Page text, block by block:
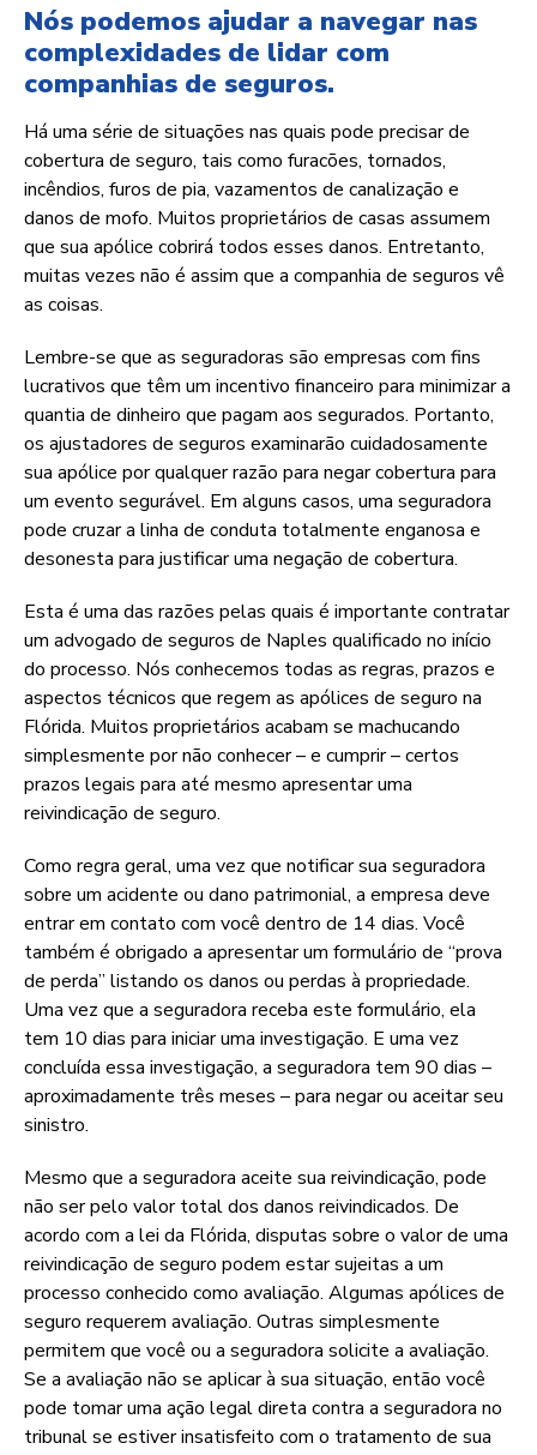
Nós podemos ajudar a navegar nas
complexidades de lidar com
companhias de seguros.
Há uma série de situações nas quais pode precisar de
cobertura de seguro, tais como furacões, tornados,
incêndios, furos de pia, vazamentos de canalização e
danos de mofo. Muitos proprietários de casas assumem
que sua apólice cobrirá todos esses danos. Entretanto,
muitas vezes não é assim que a companhia de seguros vê
as coisas.
Lembre-se que as seguradoras são empresas com fins
lucrativos que têm um incentivo financeiro para minimizar a
quantia de dinheiro que pagam aos segurados. Portanto,
os ajustadores de seguros examinarão cuidadosamente
sua apólice por qualquer razão para negar cobertura para
um evento segurável. Em alguns casos, uma seguradora
pode cruzar a linha de conduta totalmente enganosa e
desonesta para justificar uma negação de cobertura.
Esta é uma das razões pelas quais é importante contratar
um advogado de seguros de Naples qualificado no início
do processo. Nós conhecemos todas as regras, prazos e
aspectos técnicos que regem as apólices de seguro na
Flórida. Muitos proprietários acabam se machucando
simplesmente por não conhecer – e cumprir – certos
prazos legais para até mesmo apresentar uma
reivindicação de seguro.
Como regra geral, uma vez que notificar sua seguradora
sobre um acidente ou dano patrimonial, a empresa deve
entrar em contato com você dentro de 14 dias. Você
também é obrigado a apresentar um formulário de “prova
de perda” listando os danos ou perdas à propriedade.
Uma vez que a seguradora receba este formulário, ela
tem 10 dias para iniciar uma investigação. E uma vez
concluída essa investigação, a seguradora tem 90 dias –
aproximadamente três meses – para negar ou aceitar seu
sinistro.
Mesmo que a seguradora aceite sua reivindicação, pode
não ser pelo valor total dos danos reivindicados. De
acordo com a lei da Flórida, disputas sobre o valor de uma
reivindicação de seguro podem estar sujeitas a um
processo conhecido como avaliação. Algumas apólices de
seguro requerem avaliação. Outras simplesmente
permitem que você ou a seguradora solicite a avaliação.
Se a avaliação não se aplicar à sua situação, então você
pode tomar uma ação legal direta contra a seguradora no
tribunal se estiver insatisfeito com o tratamento de sua